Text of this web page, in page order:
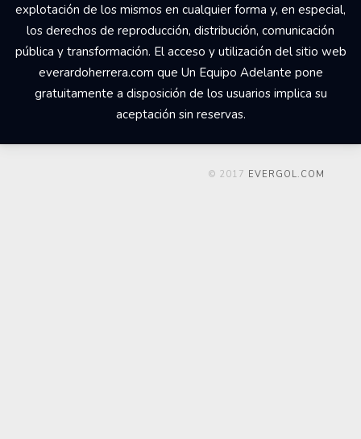
explotación de los mismos en cualquier forma y, en especial,
los derechos de reproducción, distribución, comunicación
pública y transformación. El acceso y utilización del sitio web
everardoherrera.com que Un Equipo Adelante pone
gratuitamente a disposición de los usuarios implica su
aceptación sin reservas.
© 2017 EVERGOL.COM